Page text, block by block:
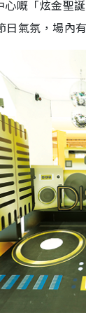
嘅「炫金聖
氣氛，場內